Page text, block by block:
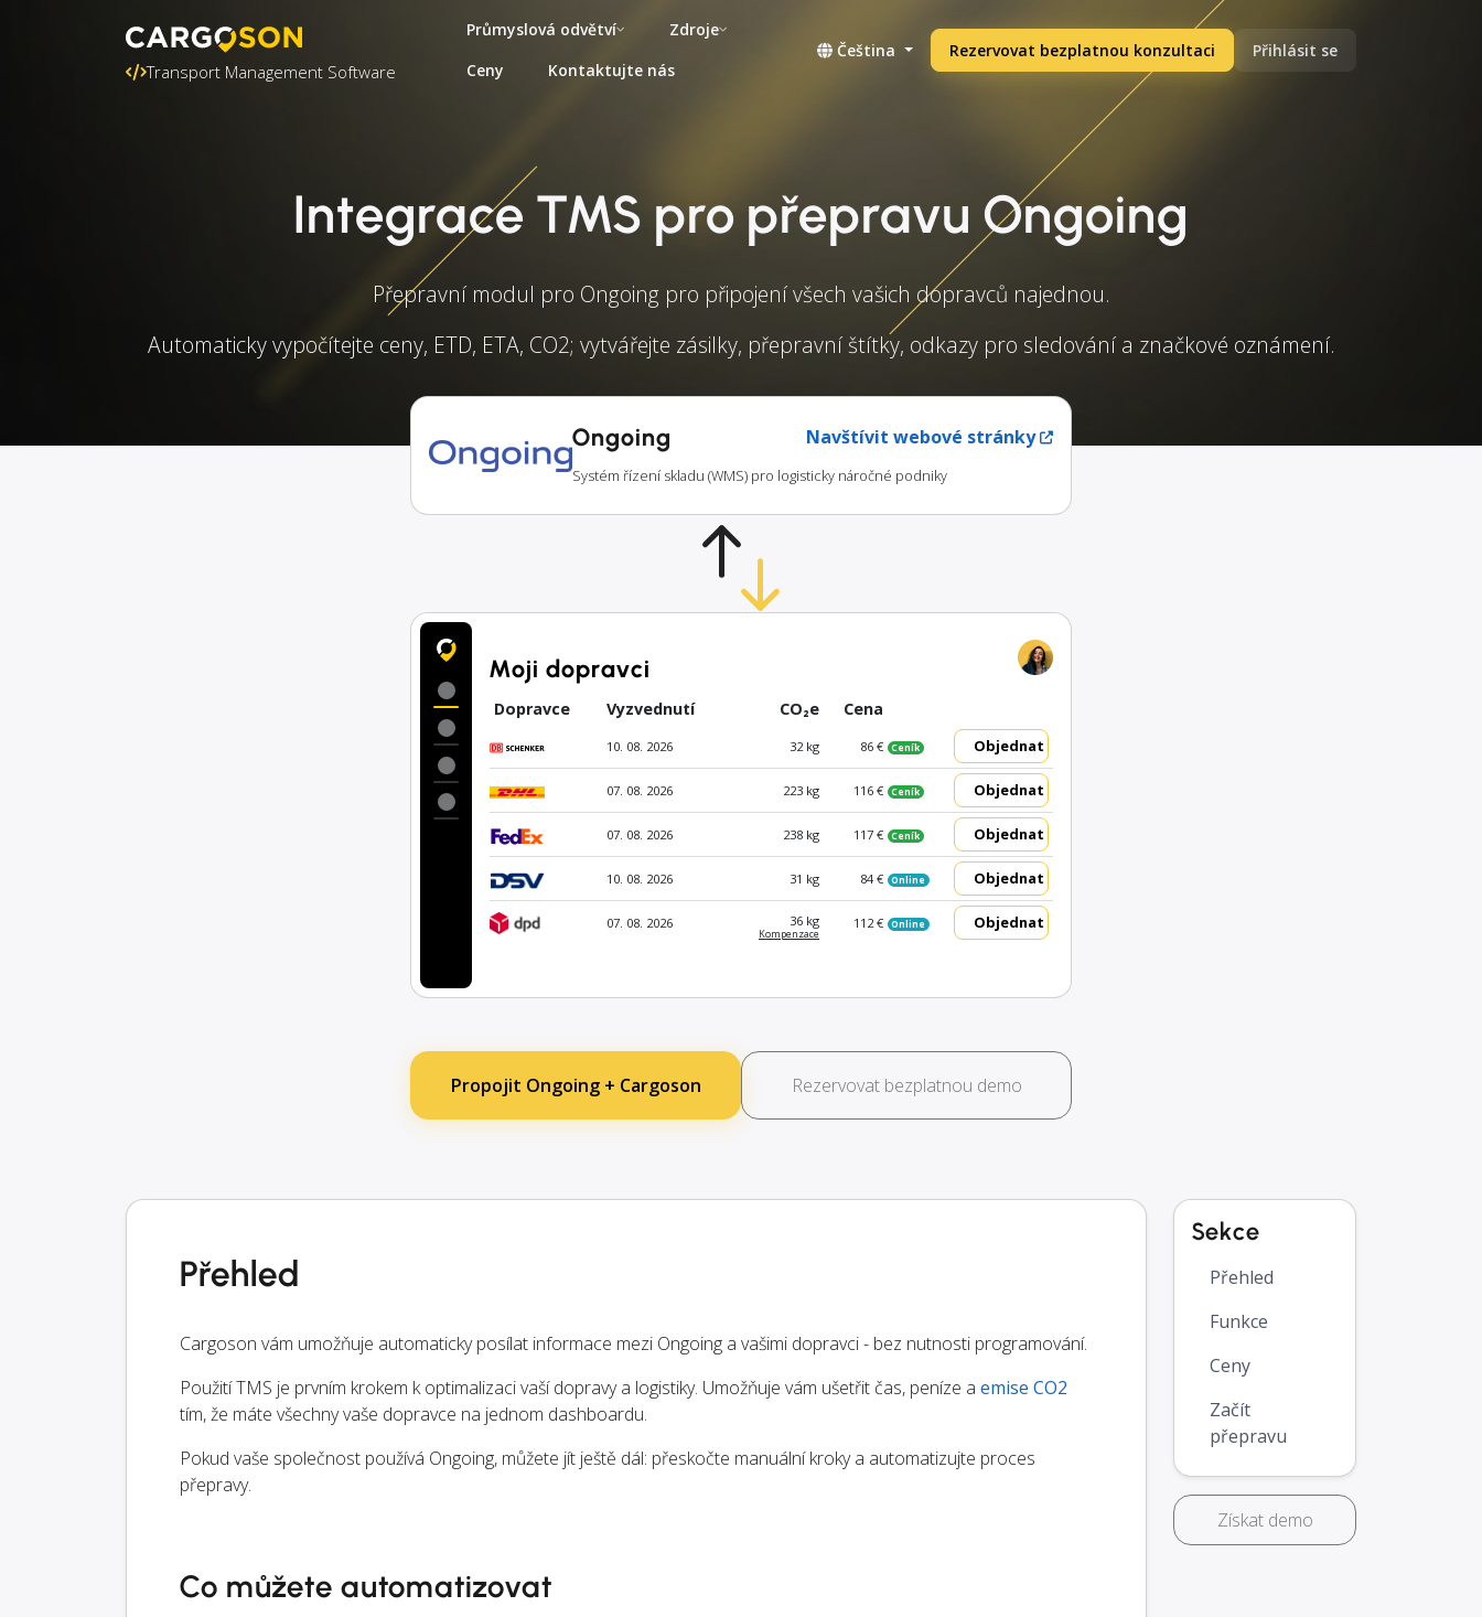
Transport Management Software
Průmyslová odvětví
Zdroje
Ceny
Kontaktujte nás
Čeština Rezervovat bezplatnou konzultaci Přihlásit se
Integrace TMS pro přepravu Ongoing
Přepravní modul pro Ongoing pro připojení všech vašich dopravců najednou.
Automaticky vypočítejte ceny, ETD, ETA, CO2; vytvářejte zásilky, přepravní štítky, odkazy pro sledování a značkové oznámení.
Ongoing Navštívit webové stránky
Systém řízení skladu (WMS) pro logisticky náročné podniky
Moji dopravci
Dopravce Vyzvednutí CO₂e Cena
10. 08. 2026 32 kg 86 € Ceník Objednat
07. 08. 2026 223 kg 116 € Ceník Objednat
07. 08. 2026 238 kg 117 € Ceník Objednat
10. 08. 2026 31 kg 84 € Online Objednat
07. 08. 2026 36 kg
Kompen­zace
112 € Online Objednat
Propojit Ongoing + Cargoson Rezervovat bezplatnou demo
Přehled
Cargoson vám umožňuje automaticky posílat informace mezi Ongoing a vašimi dopravci - bez nutnosti programování.
Použití TMS je prvním krokem k optimalizaci vaší dopravy a logistiky. Umožňuje vám ušetřit čas, peníze a emise CO2
tím, že máte všechny vaše dopravce na jednom dashboardu.
Pokud vaše společnost používá Ongoing, můžete jít ještě dál: přeskočte manuální kroky a automatizujte proces
přepravy.
Co můžete automatizovat
Sekce
Přehled
Funkce
Ceny
Začít
přepravu
Získat demo